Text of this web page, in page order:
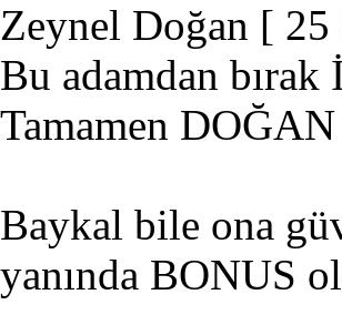
Zeynel Doğan [ 25
Bu adamdan
Tamamen DOĞAN
Baykal bile ona
yanında BONUS